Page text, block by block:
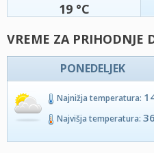
19 °C
VREME ZA PRIHODNJE
PONEDELJEK
Najnižja temperatura:
Najvišja temperatura: